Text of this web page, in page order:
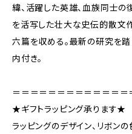
緯、活躍した英雄、血族同士
を活写した壮大な史伝的散文
六篇を収める。最新の研究を踏
内付き。
＝＝＝＝＝＝＝＝＝＝＝＝＝
★ギフトラッピング承ります★
ラッピングのデザイン、リボン